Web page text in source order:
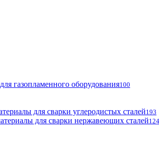
газопламенного оборудования100
для сварки углеродистых сталей193
для сварки нержавеющих сталей124